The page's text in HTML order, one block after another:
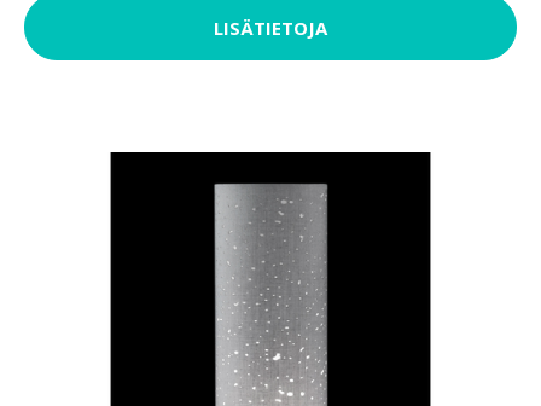
LISÄTIETOJA